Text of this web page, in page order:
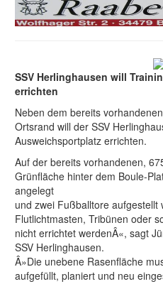
SSV Herlinghausen will
errichten
Neben dem bereits
Ortsrand will der SSV
Ausweichsportplatz errichten.
Auf der bereits vorhandenen,
Grünfläche hinter dem Boule-
angelegt
und zwei Fußballtore aufgestellt
Flutlichtmasten, Tribünen oder
nicht errichtet werdenÂ«, sagt
SSV Herlinghausen.
Â»Die unebene Rasenfläche
aufgefüllt, planiert und neu